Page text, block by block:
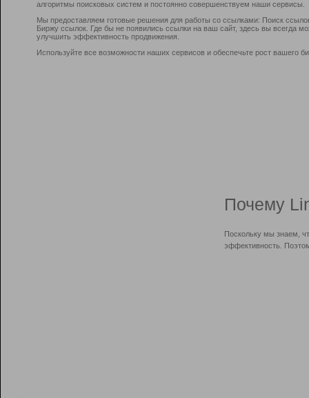
алгоритмы поисковых систем и постоянно совершенствуем наши сервисы.
Мы предоставляем готовые решения для работы со ссылками: Поиск
Биржу ссылок. Где бы не появились ссылки на ваш сайт, здесь вы всегда
улучшить эффективность продвижения.
Используйте все возможности наших сервисов и обеспечьте рост вашего
Почему
Поскольку мы знаем,
эффективность.